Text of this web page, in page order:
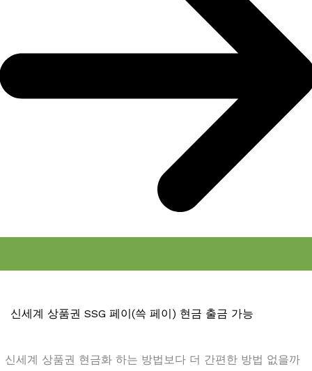
신세계 상품권 SSG 페이(쓱 페이) 현금 출금 가능
신세계 상품권 현금화 하는 방법보다 더 간편한 방법 없을까